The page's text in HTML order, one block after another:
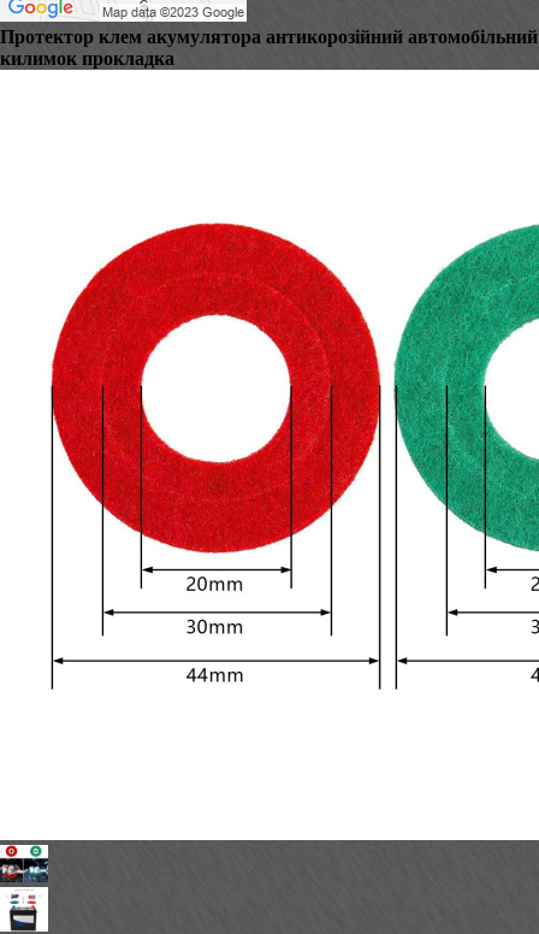
Протектор клем акумулятора антикорозійний автомобільний
килимок прокладка